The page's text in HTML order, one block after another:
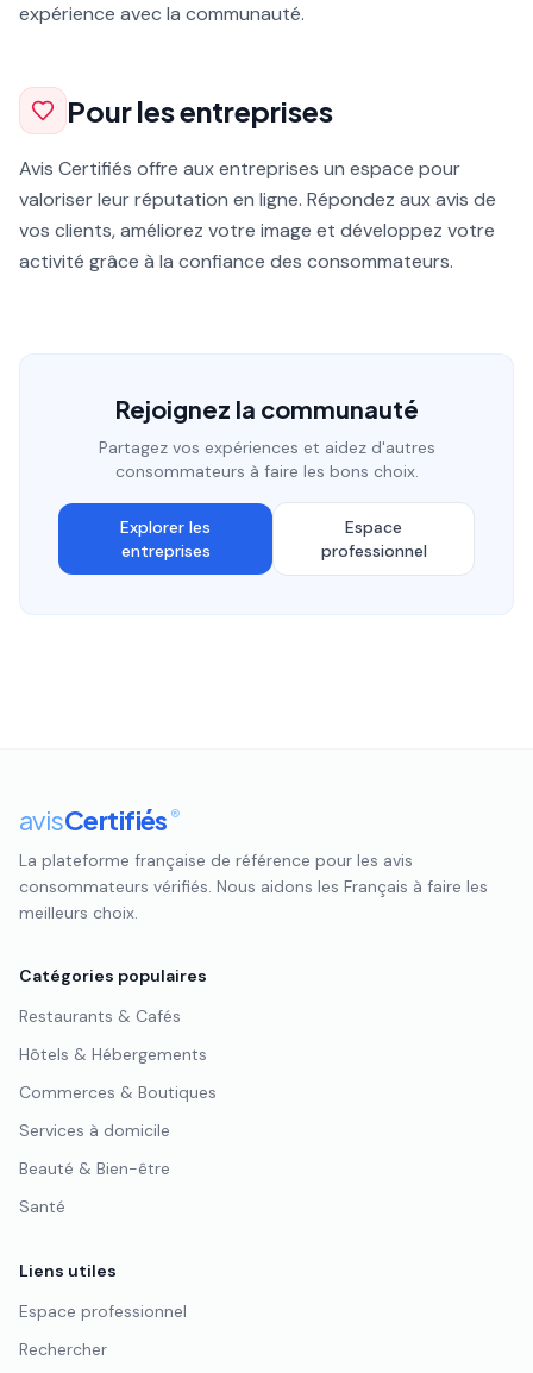
expérience avec la communauté.
Pour les entreprises
Avis Certifiés offre aux entreprises un espace pour
valoriser leur réputation en ligne. Répondez aux avis de
vos clients, améliorez votre image et développez votre
activité grâce à la confiance des consommateurs.
Rejoignez la communauté
Partagez vos expériences et aidez d'autres
consommateurs à faire les bons choix.
Explorer les
entreprises
Espace
professionnel
avisCertifiés ®
La plateforme française de référence pour les avis
consommateurs vérifiés. Nous aidons les Français à faire les
meilleurs choix.
Catégories populaires
Restaurants & Cafés
Hôtels & Hébergements
Commerces & Boutiques
Services à domicile
Beauté & Bien-être
Santé
Liens utiles
Espace professionnel
Rechercher